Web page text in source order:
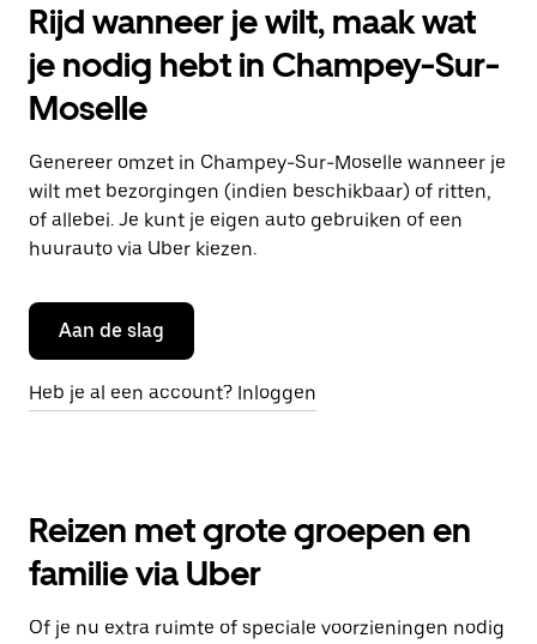
Rijd wanneer je wilt, maak wat
je nodig hebt in Champey-Sur-
Moselle
Genereer omzet in Champey-Sur-Moselle wanneer je
wilt met bezorgingen (indien beschikbaar) of ritten,
of allebei. Je kunt je eigen auto gebruiken of een
huurauto via Uber kiezen.
Aan de slag
Heb je al een account? Inloggen
Reizen met grote groepen en
familie via Uber
Of je nu extra ruimte of speciale voorzieningen nodig